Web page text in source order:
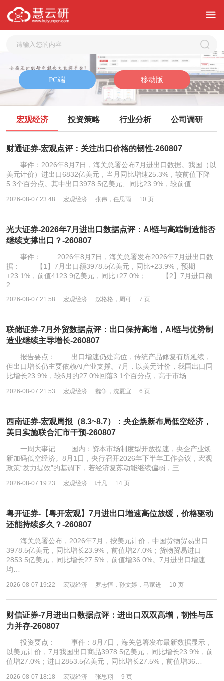
宏观经济 投资策略 行业分析 公司调研
财通证券-宏观点评：关注出口价格的韧性-260807
事件：2026年8月7日，海关总署公布7月进出口数据。我国（以
美元计价）进出口6832亿美元，当月同比增速25.3%，较前值下降
5.3个百分点。其中出口3978.5亿美元、同比23.9%，较前值…
2026-08-07 23:48 宏观经济 张伟，任思雨 10 页
光大证券-2026年7月进出口数据点评：AI链与高端制造能否
继续支撑出口？-260807
事件： 2026年8月7日，海关总署发布2026年7月进出口数
据： 【1】7月出口额3978.5亿美元，同比+23.9%，预期
+23.1%，前值4123.9亿美元，同比+27.0%； 【2】7月进口额
2…
2026-08-07 21:58 宏观经济 赵格格，周可 7 页
联储证券-7月外贸数据点评：出口保持高增，AI链与优势制
造业继续主导增长-260807
报告要点： 出口增速仍处高位，传统产品修复有所延续，
但出口增长仍主要依赖AI产业支撑。7月，以美元计价，我国出口同
比增长23.9%，较6月的27.0%回落3.1个百分点，高于市场…
2026-08-07 21:53 宏观经济 魏争，沈夏宜 6 页
西南证券-宏观周报（8.3~8.7）：央企焕新布局低空经济，
美日实施联合汇市干预-260807
一周大事记 国内：资本市场制度型开放提速，央企产业焕
新加码低空经济。8月1日，央行召开2026年下半年工作会议，宏观
政策“发力提效”的基调下，若经济复苏动能继续偏弱，三…
2026-08-07 19:23 宏观经济 叶凡 14 页
粤开证券-【粤开宏观】7月进出口增速高位放缓，价格驱动
还能持续多久？-260807
海关总署公布，2026年7月，按美元计价，中国货物贸易出口
3978.5亿美元，同比增长23.9%，前值增27.0%；货物贸易进口
2853.5亿美元，同比增长27.5%，前值增36.0%。7月进出口增速
均…
2026-08-07 19:22 宏观经济 罗志恒，孙文婷，马家进 10 页
财信证券-7月进出口数据点评：进出口双双高增，韧性与压
力并存-260807
投资要点： 事件：8月7日，海关总署发布最新数据显示，
以美元计价，7月我国出口商品3978.5亿美元，同比增长23.9%，前
值增27.0%；进口2853.5亿美元，同比增长27.5%，前值增36…
2026-08-07 18:18 宏观经济 张思翔 9 页